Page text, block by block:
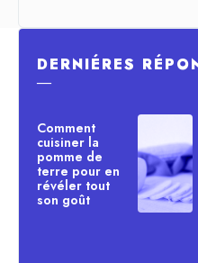
DERNIÉRES
―
Comment
cuisiner la
pomme de
terre pour en
révéler tout
son goût